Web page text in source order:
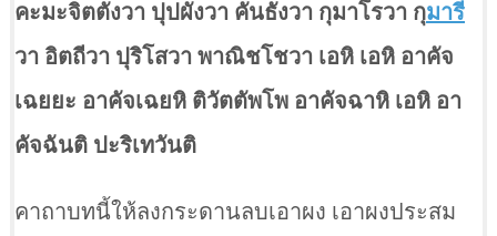
คะมะจิตตังวา ปุปผังวา คันธังวา กุมาโรวา กุมาร
วา อิตถีวา ปุริโสวา พาณิชโชวา เอหิ เอหิ อาคัจ
เฉยยะ อาคัจเฉยหิ ติวัตตัพโพ อาคัจฉาหิ เอหิ อา
คัจฉันติ ปะริเทวันติ
คาถาบทนี้ให้ลงกระดานลบเอาผง เอาผงประสม